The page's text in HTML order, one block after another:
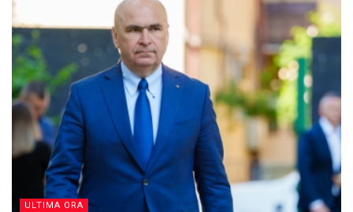
ULTIMA ORA